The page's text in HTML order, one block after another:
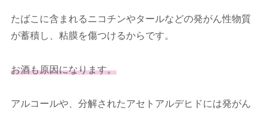
たばこに含まれるニコチンやタールなどの発がん性物質
が蓄積し、粘膜を傷つけるからです。
お酒も原因になります。
アルコールや、分解されたアセトアルデヒドには発がん